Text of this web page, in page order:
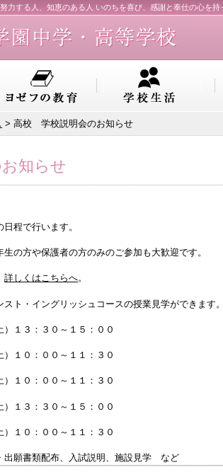
力する人、知恵のある人 いのちを喜び、感謝と奉仕の心を持
> 高校 学校説明会のお知らせ
知らせ
程で行います。
の方や保護者の方のみのご参加も大歓迎です。
詳しくはこちらへ。
ト・イングリッシュコースの授業見学ができま
：３０～１５：００
：００～１１：３０
：００～１１：３０
：３０～１５：００
：００～１１：３０
願書類配布、入試説明、施設見学 など